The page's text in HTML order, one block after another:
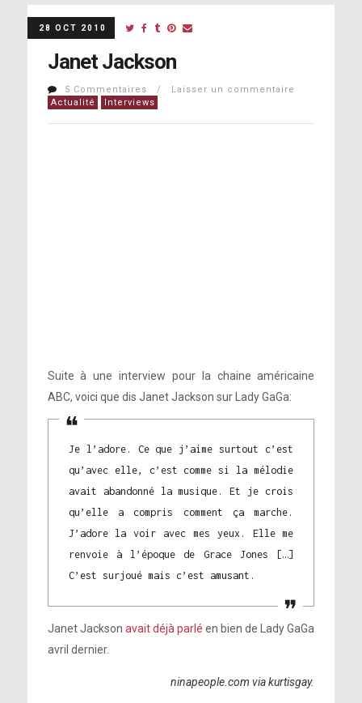
28 OCT 2010
Janet Jackson
5 Commentaires / Laisser un commentaire
Actualité
Interviews
Suite à une interview pour la chaine américaine
ABC, voici que dis Janet Jackson sur Lady GaGa:
Je l’adore. Ce que j’aime surtout c’est
qu’avec elle, c’est comme si la mélodie
avait abandonné la musique. Et je crois
qu’elle a compris comment ça marche.
J’adore la voir avec mes yeux. Elle me
renvoie à l’époque de Grace Jones […]
C’est surjoué mais c’est amusant.
Janet Jackson avait déjà parlé en bien de Lady GaGa
avril dernier.
ninapeople.com via kurtisgay.